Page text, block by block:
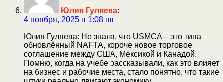
Юлия Гуляева:
4 ноября, 2025 в 1:08 пп
Юлия Гуляева: Не знала, что USMCA – это типа
обновлённый NAFTA, короче новое торговое
соглашение между США, Мексикой и Канадой.
Помню, когда на учебе рассказывали, как это влияет
на бизнес и рабочие места, стало понятно, что такие